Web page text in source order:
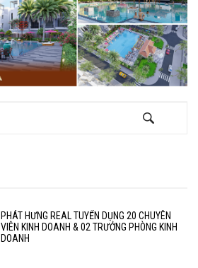
PHÁT HƯNG REAL TUYỂN DỤNG 20 CHUYÊN
VIÊN KINH DOANH & 02 TRƯỞNG PHÒNG KINH
DOANH